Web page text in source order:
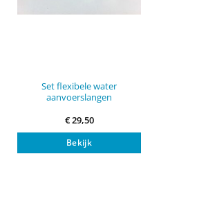
Set flexibele water
aanvoerslangen
€29,50
Bekijk